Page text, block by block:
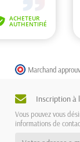
Marchand
Inscription à
Vous pouvez vous
informations de